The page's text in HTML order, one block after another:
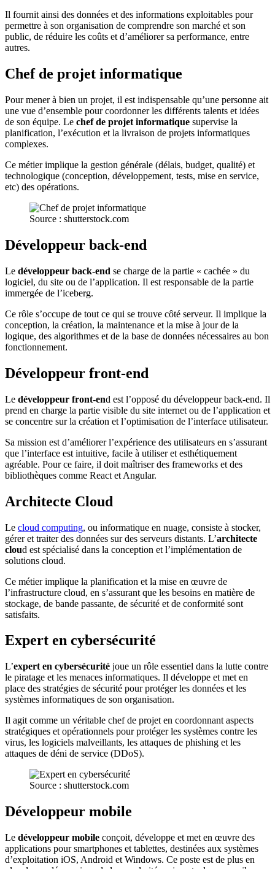
Il fournit ainsi des données et des informations exploitables pour
permettre à son organisation de comprendre son marché et son
public, de réduire les coûts et d’améliorer sa performance, entre
autres.
Chef de projet informatique
Pour mener à bien un projet, il est indispensable qu’une personne ait
une vue d’ensemble pour coordonner les différents talents et idées
de son équipe. Le chef de projet informatique supervise la
planification, l’exécution et la livraison de projets informatiques
complexes.
Ce métier implique la gestion générale (délais, budget, qualité) et
technologique (conception, développement, tests, mise en service,
etc) des opérations.
Source : shutterstock.com
Développeur back-end
Le développeur back-end se charge de la partie « cachée » du
logiciel, du site ou de l’application. Il est responsable de la partie
immergée de l’iceberg.
Ce rôle s’occupe de tout ce qui se trouve côté serveur. Il implique la
conception, la création, la maintenance et la mise à jour de la
logique, des algorithmes et de la base de données nécessaires au bon
fonctionnement.
Développeur front-end
Le développeur front-end est l’opposé du développeur back-end. Il
prend en charge la partie visible du site internet ou de l’application et
se concentre sur la création et l’optimisation de l’interface utilisateur.
Sa mission est d’améliorer l’expérience des utilisateurs en s’assurant
que l’interface est intuitive, facile à utiliser et esthétiquement
agréable. Pour ce faire, il doit maîtriser des frameworks et des
bibliothèques comme React et Angular.
Architecte Cloud
Le cloud computing, ou informatique en nuage, consiste à stocker,
gérer et traiter des données sur des serveurs distants. L’architecte
cloud est spécialisé dans la conception et l’implémentation de
solutions cloud.
Ce métier implique la planification et la mise en œuvre de
l’infrastructure cloud, en s’assurant que les besoins en matière de
stockage, de bande passante, de sécurité et de conformité sont
satisfaits.
Expert en cybersécurité
L’expert en cybersécurité joue un rôle essentiel dans la lutte contre
le piratage et les menaces informatiques. Il développe et met en
place des stratégies de sécurité pour protéger les données et les
systèmes informatiques de son organisation.
Il agit comme un véritable chef de projet en coordonnant aspects
stratégiques et opérationnels pour protéger les systèmes contre les
virus, les logiciels malveillants, les attaques de phishing et les
attaques de déni de service (DDoS).
Source : shutterstock.com
Développeur mobile
Le développeur mobile conçoit, développe et met en œuvre des
applications pour smartphones et tablettes, destinées aux systèmes
d’exploitation iOS, Android et Windows. Ce poste est de plus en